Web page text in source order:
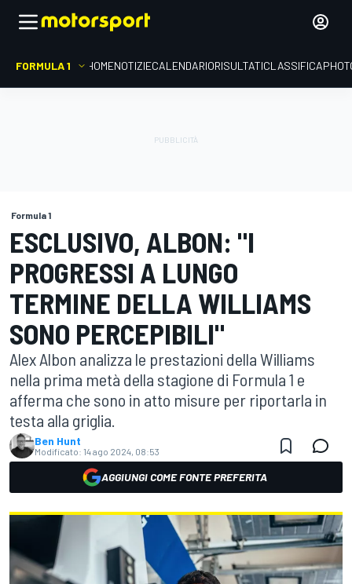
FORMULA 1 HOMENOTIZIECALENDARIORISULTATICLASSIFICA
Formula 1
ESCLUSIVO, ALBON: "I
PROGRESSI A LUNGO
TERMINE DELLA WILLIAMS
SONO PERCEPIBILI"
Alex Albon analizza le prestazioni della Williams
nella prima metà della stagione di Formula 1 e
afferma che sono in atto misure per riportarla in
testa alla griglia.
Ben Hunt
Modificato: 14 ago 2024, 08:53
AGGIUNGI COME FONTE PREFERITA